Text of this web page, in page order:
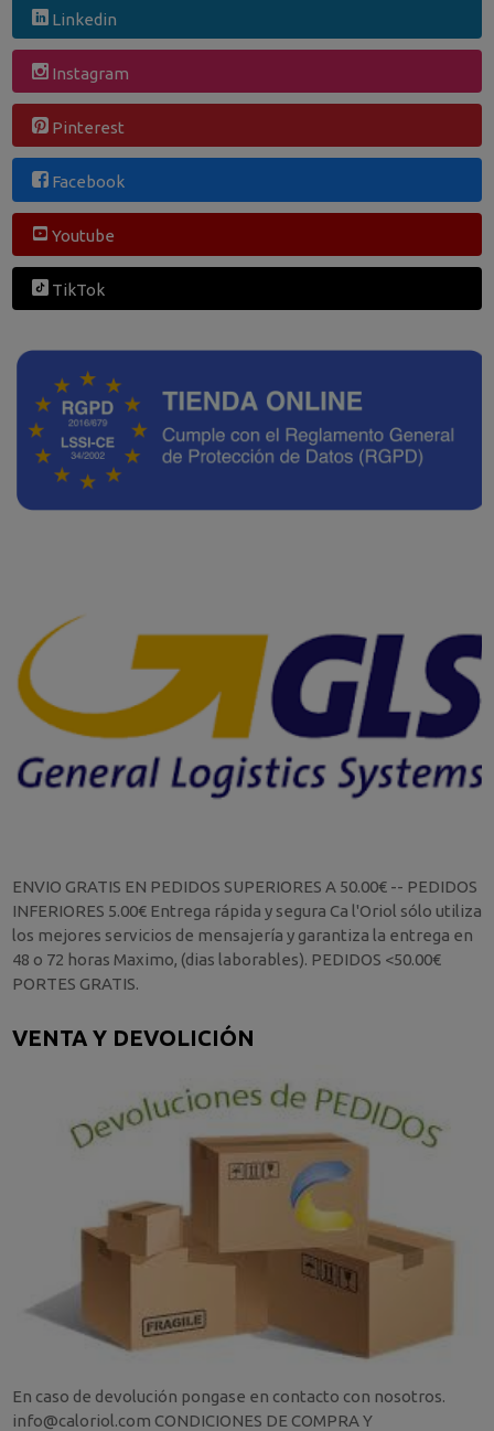
Linkedin
Instagram
Pinterest
Facebook
Youtube
TikTok
ENVIO GRATIS EN PEDIDOS SUPERIORES A 50.00€ -- PEDIDOS
INFERIORES 5.00€ Entrega rápida y segura Ca l'Oriol sólo utiliza
los mejores servicios de mensajería y garantiza la entrega en
48 o 72 horas Maximo, (dias laborables). PEDIDOS <50.00€
PORTES GRATIS.
VENTA Y DEVOLICIÓN
En caso de devolución pongase en contacto con nosotros.
info@caloriol.com CONDICIONES DE COMPRA Y